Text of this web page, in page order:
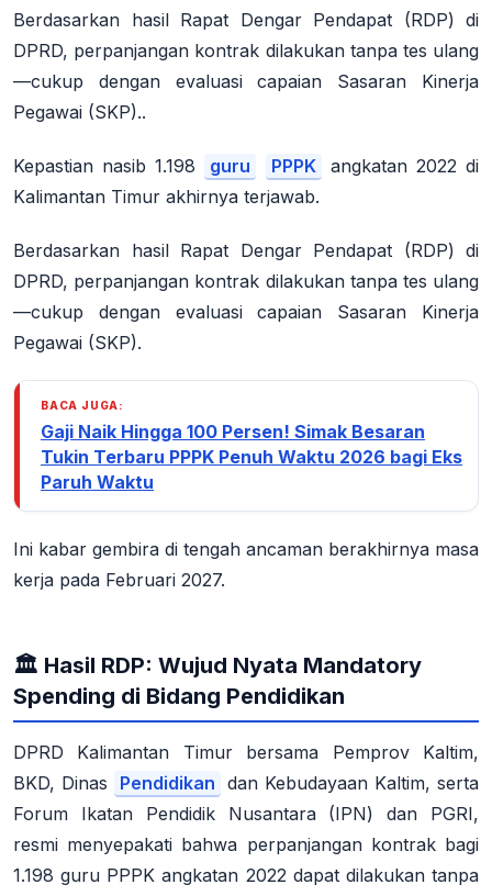
Berdasarkan hasil Rapat Dengar Pendapat (RDP) di
DPRD, perpanjangan kontrak dilakukan tanpa tes ulang
—cukup dengan evaluasi capaian Sasaran Kinerja
Pegawai (SKP)..
Kepastian nasib 1.198 guru PPPK
angkatan 2022 di
Kalimantan Timur akhirnya terjawab.
Berdasarkan hasil Rapat Dengar Pendapat (RDP) di
DPRD, perpanjangan kontrak dilakukan tanpa tes ulang
—cukup dengan evaluasi capaian Sasaran Kinerja
Pegawai (SKP).
BACA JUGA:
Gaji Naik Hingga 100 Persen! Simak Besaran
Tukin Terbaru PPPK Penuh Waktu 2026 bagi Eks
Paruh Waktu
Ini kabar gembira di tengah ancaman berakhirnya masa
kerja pada Februari 2027.
🏛️ Hasil RDP: Wujud Nyata Mandatory
Spending di Bidang Pendidikan
DPRD Kalimantan Timur bersama Pemprov Kaltim,
BKD, Dinas
Pendidikan dan Kebudayaan Kaltim, serta
Forum Ikatan Pendidik Nusantara (IPN) dan PGRI,
resmi menyepakati bahwa perpanjangan kontrak bagi
1.198 guru PPPK angkatan 2022 dapat dilakukan tanpa